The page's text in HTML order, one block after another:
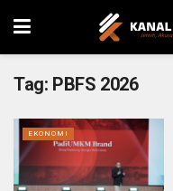
Tag: PBFS 2026
EKONOMI